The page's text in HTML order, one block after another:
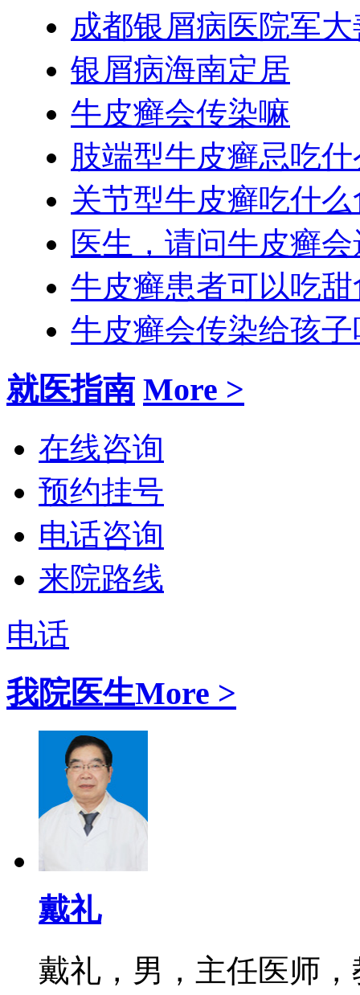
成都银屑病医院军
银屑病海南定居
牛皮癣会传染嘛
肢端型牛皮癣忌吃什
关节型牛皮癣吃什
医生，请问牛皮癣
牛皮癣患者可以吃
牛皮癣会传染给孩子
就医指南 More >
在线咨询
预约挂号
电话咨询
来院路线
电话
我院医生More >
戴礼
戴礼，男，主任医师